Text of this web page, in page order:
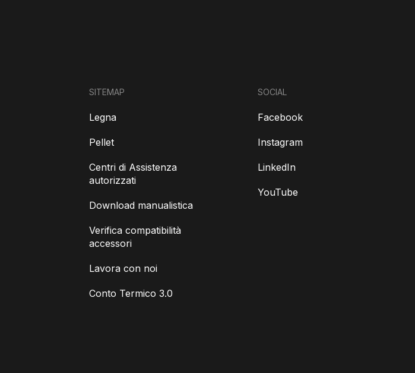
SITEMAP
Legna
Pellet
Centri di Assistenza
autorizzati
Download manualistica
Verifica compatibilità
accessori
Lavora con noi
Conto Termico 3.0
SOCIAL
Facebook
Instagram
LinkedIn
YouTube